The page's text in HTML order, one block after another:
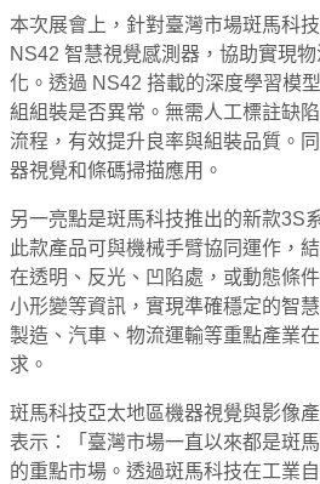
本次展會上，針對臺灣市場斑馬科
NS42 智慧視覺感測器，協助實現
化。透過 NS42 搭載的深度學習模
組組裝是否異常。無需人工標註缺
流程，有效提升良率與組裝品質。
器視覺和條碼掃描應用。
另一亮點是斑馬科技推出的新款3S
此款產品可與機械手臂協同運作，
在透明、反光、凹陷處，或動態條
小形變等資訊，實現準確穩定的智
製造、汽車、物流運輸等重點產業
求。
斑馬科技亞太地區機器視覺與影像
表示：「臺灣市場一直以來都是斑
的重點市場。透過斑馬科技在工業